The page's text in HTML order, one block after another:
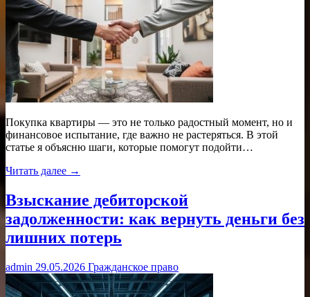
Покупка квартиры — это не только радостный момент, но и
финансовое испытание, где важно не растеряться. В этой
статье я объясню шаги, которые помогут подойти…
Читать далее →
Взыскание дебиторской
задолженности: как вернуть деньги без
лишних потерь
admin 29.05.2026 Гражданское право